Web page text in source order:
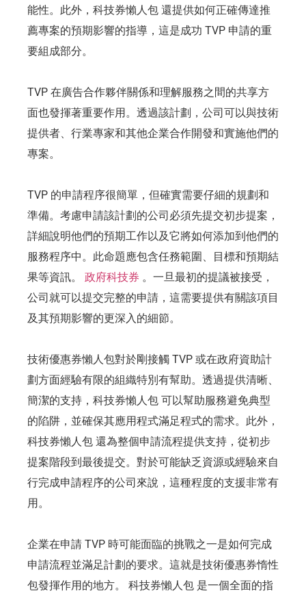
能性。此外，科技券懶人包 還提供如何正確傳達推
薦專案的預期影響的指導，這是成功 TVP 申請的重
要組成部分。
TVP 在廣告合作夥伴關係和理解服務之間的共享方
面也發揮著重要作用。透過該計劃，公司可以與技術
提供者、行業專家和其他企業合作開發和實施他們的
專案。
TVP 的申請程序很簡單，但確實需要仔細的規劃和
準備。考慮申請該計劃的公司必須先提交初步提案，
詳細說明他們的預期工作以及它將如何添加到他們的
服務程序中。此命題應包含任務範圍、目標和預期結
果等資訊。 政府科技券 。一旦最初的提議被接受，
公司就可以提交完整的申請，這需要提供有關該項目
及其預期影響的更深入的細節。
技術優惠券懶人包對於剛接觸 TVP 或在政府資助計
劃方面經驗有限的組織特別有幫助。透過提供清晰、
簡潔的支持，科技券懶人包 可以幫助服務避免典型
的陷阱，並確保其應用程式滿足程式的需求。此外，
科技券懶人包 還為整個申請流程提供支持，從初步
提案階段到最後提交。對於可能缺乏資源或經驗來自
行完成申請程序的公司來說，這種程度的支援非常有
用。
企業在申請 TVP 時可能面臨的挑戰之一是如何完成
申請流程並滿足計劃的要求。這就是技術優惠券惰性
包發揮作用的地方。 科技券懶人包 是一個全面的指